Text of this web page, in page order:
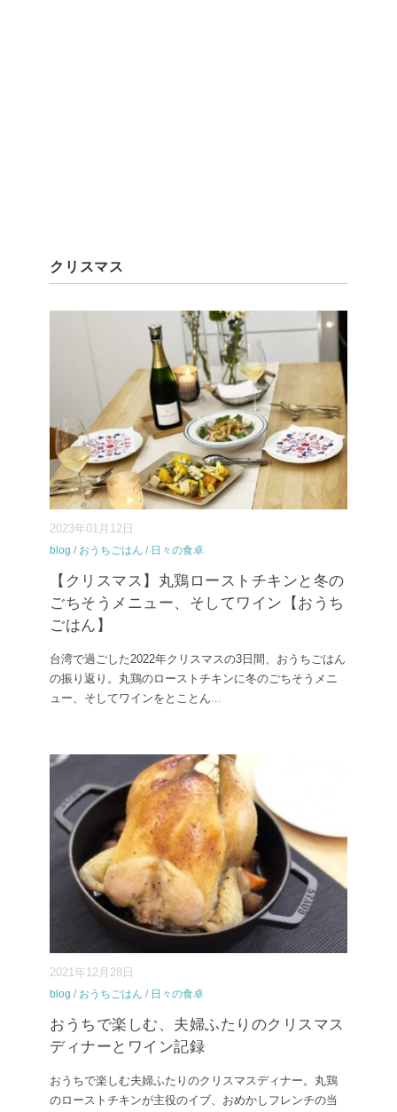
クリスマス
2023年01月12日
blog / おうちごはん / 日々の食卓
【クリスマス】丸鶏ローストチキンと冬の
ごちそうメニュー、そしてワイン【おうち
ごはん】
台湾で過ごした2022年クリスマスの3日間、おうちごはん
の振り返り。丸鶏のローストチキンに冬のごちそうメニ
ュー、そしてワインをとことん...
2021年12月28日
blog / おうちごはん / 日々の食卓
おうちで楽しむ、夫婦ふたりのクリスマス
ディナーとワイン記録
おうちで楽しむ夫婦ふたりのクリスマスディナー。丸鶏
のローストチキンが主役のイブ、おめかしフレンチの当